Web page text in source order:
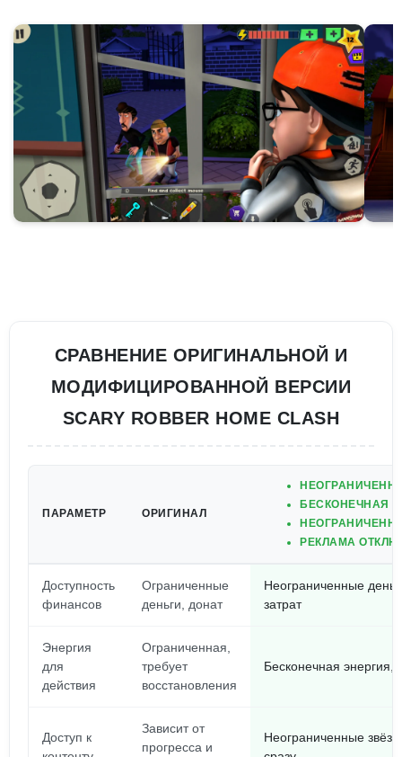
СРАВНЕНИЕ ОРИГИНАЛЬНОЙ И
МОДИФИЦИРОВАННОЙ ВЕРСИИ
SCARY ROBBER HOME CLASH
ПАРАМЕТР ОРИГИНАЛ
БЕСКОНЕЧНАЯ
РЕКЛАМА
Доступность
финансов
Ограниченные
деньги, донат
Неограниченные
затрат
Энергия
для
действия
Ограниченная,
требует
восстановления
Бесконечная энергия,
Доступ к
Зависит от
прогресса и
Неограниченные